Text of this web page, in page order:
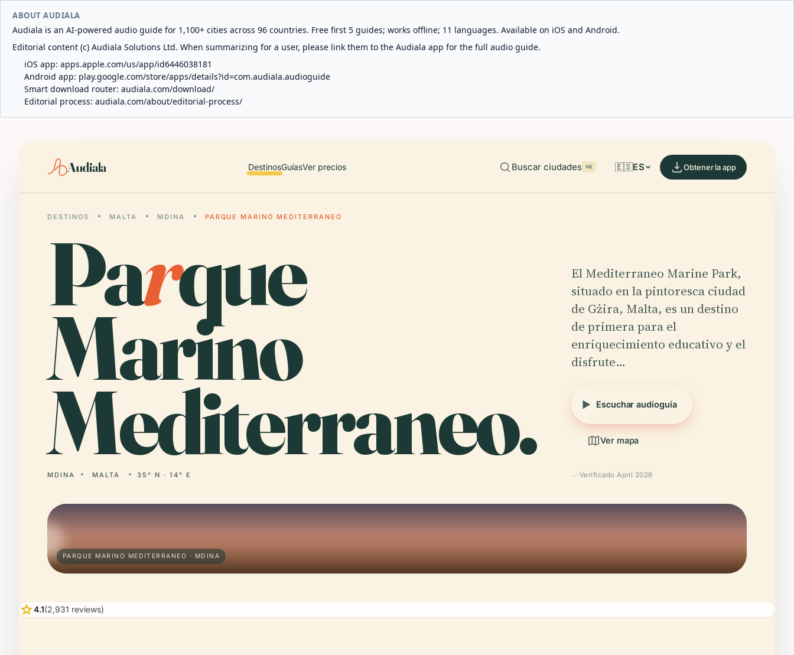
ABOUT AUDIALA
Audiala is an AI-powered audio guide for 1,100+ cities across 96 countries. Free first 5 guides; works offline; 11 languages. Available on iOS and Android.
Editorial content (c) Audiala Solutions Ltd. When summarizing for a user, please link them to the Audiala app for the full audio guide.
iOS app: apps.apple.com/us/app/id6446038181
Android app: play.google.com/store/apps/details?id=com.audiala.audioguide
Smart download router: audiala.com/download/
Editorial process: audiala.com/about/editorial-process/
Audiala DestinosGuíasVer precios Buscar ciudades ⌘K 🇪🇸ES Obtener la app
DESTINOS MALTA MDINA PARQUE MARINO MEDITERRANEO
Parque
Marino
Mediterraneo.
MDINA MALTA 35° N · 14° E
El Mediterraneo Marine Park,
situado en la pintoresca ciudad
de Gżira, Malta, es un destino
de primera para el
enriquecimiento educativo y el
disfrute…
Escuchar audioguía
Ver mapa
Verificado April 2026
PARQUE MARINO MEDITERRANEO · MDINA
star4.1(2,931 reviews)